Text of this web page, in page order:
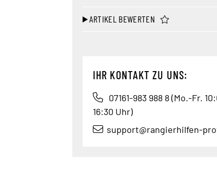
ARTIKEL BEWERTEN
IHR KONTAKT ZU UNS:
07161-983 988 8 (Mo.-Fr.
16:30 Uhr)
support@rangierhilfen-